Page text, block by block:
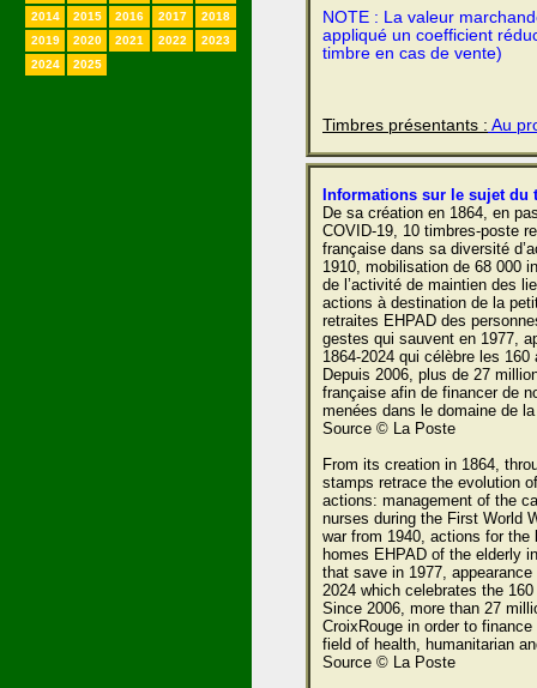
2014
2015 2016 2017
2018
2019
2020 2021 2022
2023
2024
2025
NOTE : La valeur
appliqué un coefficient
timbre en cas de vente)
Timbres présentants : Au
Informations sur le sujet du
De sa création en 1864, en
COVID-19, 10 timbres-poste
française dans sa diversité
1910, mobilisation de 68 000
de l’activité de maintien des
actions à destination de la
retraites EHPAD des
gestes qui sauvent en 1977,
1864-2024 qui célèbre les
Depuis 2006, plus de 27
française afin de financer de
menées dans le domaine de
Source © La Poste
From its creation in 1864,
stamps retrace the evolution
actions: management of the
nurses during the First World
war from 1940, actions for the
homes EHPAD of the elderly
that save in 1977,
2024 which celebrates the
Since 2006, more than 27
CroixRouge in order to
field of health, humanitarian
Source © La Poste